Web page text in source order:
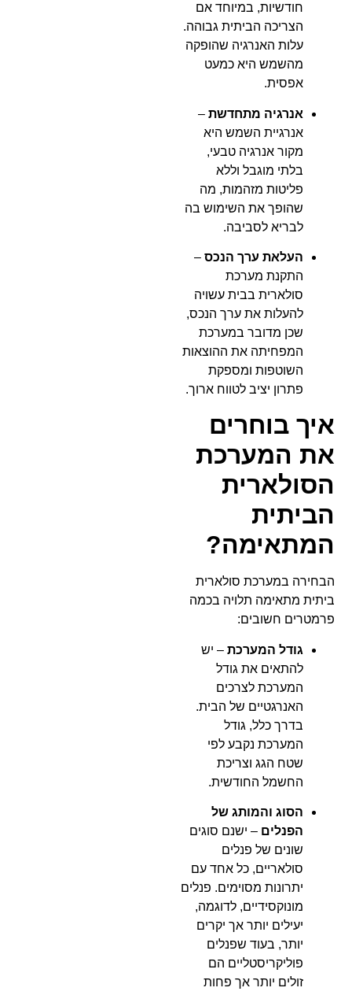
חודשיות, במיוחד אם
הצריכה הביתית גבוהה.
עלות האנרגיה שהופקה
מהשמש היא כמעט
אפסית.
אנרגיה מתחדשת –
אנרגיית השמש היא
מקור אנרגיה טבעי,
בלתי מוגבל וללא
פליטות מזהמות, מה
שהופך את השימוש בה
לבריא לסביבה.
העלאת ערך הנכס –
התקנת מערכת
סולארית בבית עשויה
להעלות את ערך הנכס,
שכן מדובר במערכת
המפחיתה את ההוצאות
השוטפות ומספקת
פתרון יציב לטווח ארוך.
איך בוחרים
את המערכת
הסולארית
הביתית
המתאימה?
הבחירה במערכת סולארית
ביתית מתאימה תלויה בכמה
פרמטרים חשובים:
גודל המערכת – יש
להתאים את גודל
המערכת לצרכים
האנרגטיים של הבית.
בדרך כלל, גודל
המערכת נקבע לפי
שטח הגג וצריכת
החשמל החודשית.
הסוג והמותג של
הפנלים – ישנם סוגים
שונים של פנלים
סולאריים, כל אחד עם
יתרונות מסוימים. פנלים
מונוקסידיים, לדוגמה,
יעילים יותר אך יקרים
יותר, בעוד שפנלים
פוליקריסטליים הם
זולים יותר אך פחות